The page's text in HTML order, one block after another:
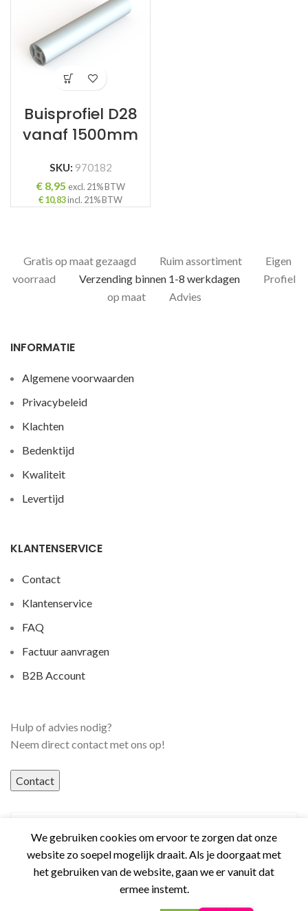
Buisprofiel D28
vanaf 1500mm
SKU: 970182
€8,95 excl. 21% BTW
€10,83incl. 21% BTW
Gratis op maat gezaagd Ruim assortiment
Eigen
voorraad
Verzending binnen 1-8 werkdagen
Profiel
op maat
Advies
INFORMATIE
Algemene voorwaarden
Privacybeleid
Klachten
Bedenktijd
Kwaliteit
Levertijd
KLANTENSERVICE
Contact
Klantenservice
FAQ
Factuur aanvragen
B2B Account
Hulp of advies nodig?
Neem direct contact met ons op!
Contact
We gebruiken cookies om ervoor te zorgen dat onze
website zo soepel mogelijk draait. Als je doorgaat met
het gebruiken van de website, gaan we er vanuit dat
ermee instemt.